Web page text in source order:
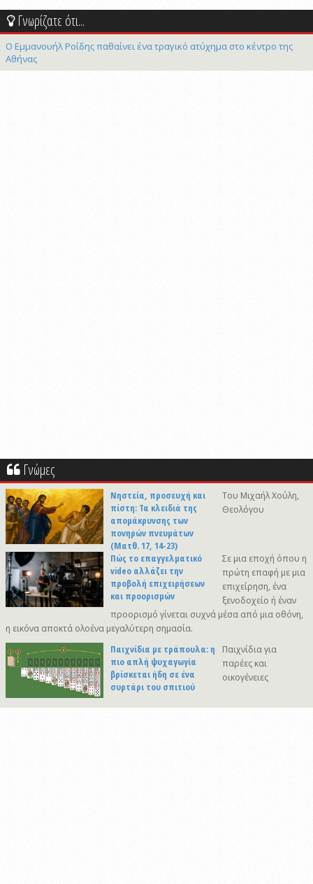
Γνωρίζατε ότι...
Ο Εμμανουήλ Ροΐδης παθαίνει ένα τραγικό ατύχημα στο κέντρο της
Αθήνας
Γνώμες
Νηστεία, προσευχή και
πίστη: Τα κλειδιά της
απομάκρυνσης των
πονηρών πνευμάτων
(Ματθ. 17, 14-23)
Του Μιχαήλ Χούλη,
Θεολόγου
Πώς το επαγγελματικό
video αλλάζει την
προβολή επιχειρήσεων
και προορισμών
Σε μια εποχή όπου η
πρώτη επαφή με μια
επιχείρηση, ένα
ξενοδοχείο ή έναν
προορισμό γίνεται συχνά μέσα από μια οθόνη,
η εικόνα αποκτά ολοένα μεγαλύτερη σημασία.
Παιχνίδια με τράπουλα: η
πιο απλή ψυχαγωγία
βρίσκεται ήδη σε ένα
συρτάρι του σπιτιού
Παιχνίδια για
παρέες και
οικογένειες